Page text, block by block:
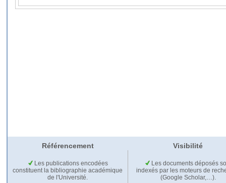
Référencement Visibilité
Les publications encodées
constituent la bibliographie académique
de l'Université.
Les documents déposés
indexés par les moteurs de
(Google Scholar,…).